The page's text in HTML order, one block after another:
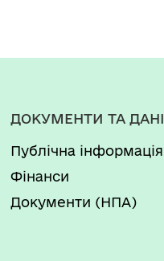
ДОКУМЕНТИ ТА ДАНІ
Публічна інформація
Фінанси
Документи (НПА)